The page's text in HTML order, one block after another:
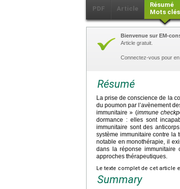
PDF Article
Résumé
Mots clés
Bienvenue sur EM-
Article gratuit.
Connectez-vous pour
Résumé
La prise de conscience de la
du poumon par l’avènement
immunitaire » (immune
dormance : elles sont
immunitaire sont des
système immunitaire contre la
notable en monothérapie, il
dans la réponse immunitaire
approches thérapeutiques.
Le texte complet de cet article
Summary